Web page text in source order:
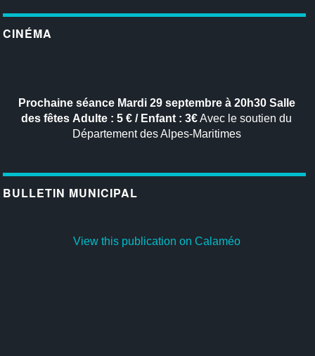
CINÉMA
Prochaine séanceMardi 29 septembre à 20h30 Salle
des fêtes Adulte : 5 € / Enfant : 3€Avec le soutien du
Département des Alpes-Maritimes
BULLETIN MUNICIPAL
View this publication on Calaméo